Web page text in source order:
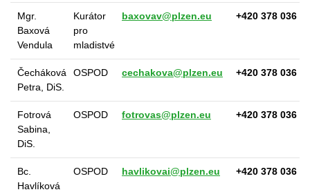
Mgr.
Baxová
Vendula
Kurátor
pro
mladistvé
baxovav@plzen.eu +420 378 036
Čecháková
Petra, DiS.
OSPOD cechakova@plzen.eu +420 378 036
Fotrová
Sabina,
DiS.
OSPOD fotrovas@plzen.eu +420 378 036
Bc.
Havlíková
OSPOD havlikovai@plzen.eu +420 378 036